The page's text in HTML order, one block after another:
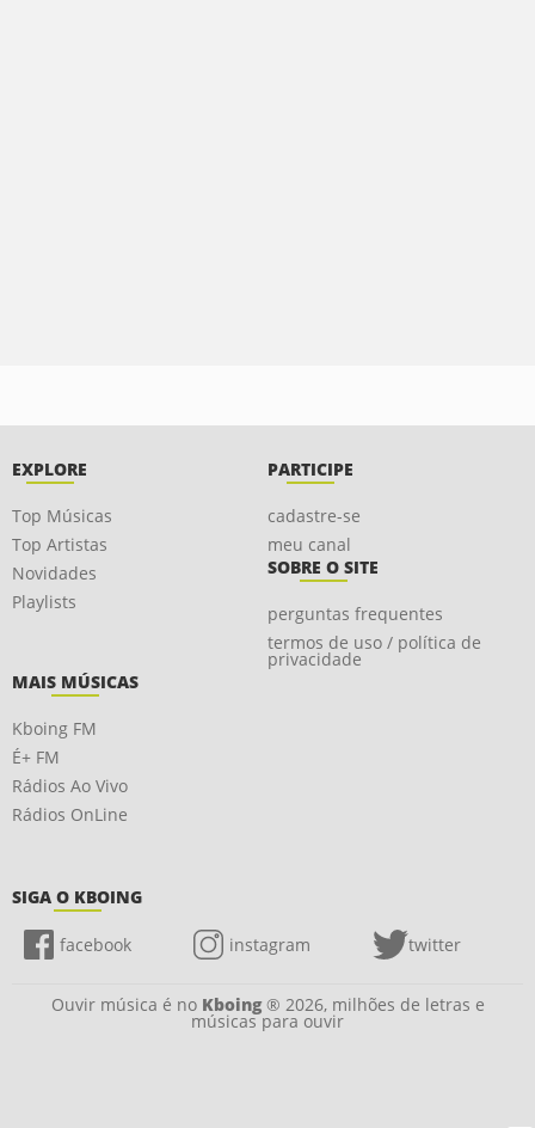
EXPLORE
Top Músicas
Top Artistas
Novidades
Playlists
PARTICIPE
cadastre-se
meu canal
SOBRE O SITE
perguntas frequentes
termos de uso / política de
privacidade
MAIS MÚSICAS
Kboing FM
É+ FM
Rádios Ao Vivo
Rádios OnLine
SIGA O KBOING
facebook instagram twitter
Ouvir música é no Kboing® 2026, milhões de letras e
músicas para ouvir